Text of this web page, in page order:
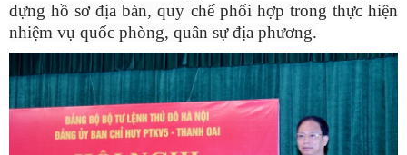
dựng hồ sơ địa bàn, quy chế phối hợp trong thực hiện
nhiệm vụ quốc phòng, quân sự địa phương.